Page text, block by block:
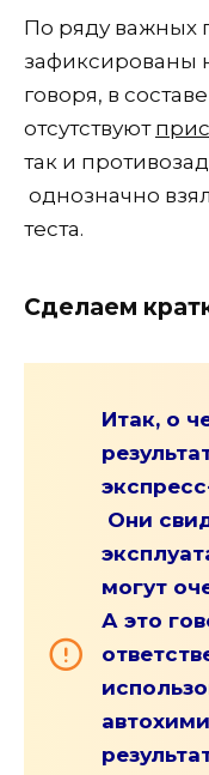
По ряду важных
зафиксированы
говоря, в
отсутствуют
так и
однозначно
теста.
Сделаем
Итак, о
Они
могут
А это